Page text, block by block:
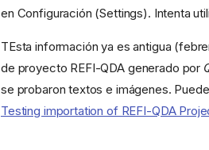
en Configuración (Settings). Intenta
TEsta información ya es antigua
de proyecto REFI-QDA generado por
se probaron textos e imágenes.
Testing importation of REFI-QDA